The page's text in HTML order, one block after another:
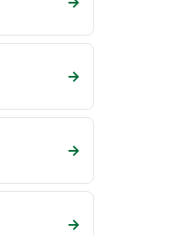
→
→
→